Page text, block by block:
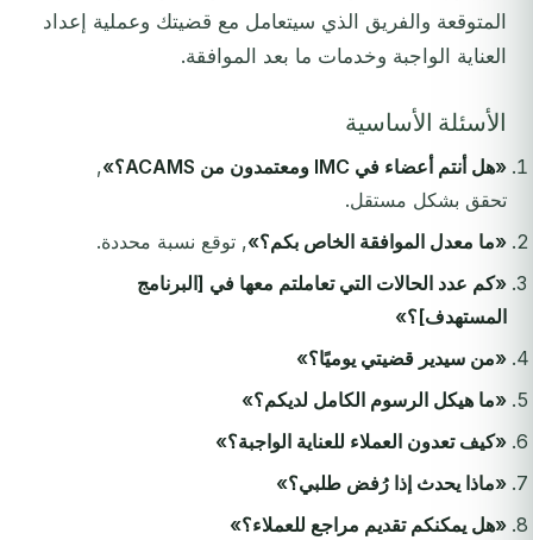
المتوقعة والفريق الذي سيتعامل مع قضيتك وعملية إعداد
العناية الواجبة وخدمات ما بعد الموافقة.
الأسئلة الأساسية
«هل أنتم أعضاء في IMC ومعتمدون من ACAMS؟»
,
تحقق بشكل مستقل.
«ما معدل الموافقة الخاص بكم؟», توقع نسبة محددة.
«كم عدد الحالات التي تعاملتم معها في [البرنامج
المستهدف]؟»
«من سيدير قضيتي يوميًا؟»
«ما هيكل الرسوم الكامل لديكم؟»
«كيف تعدون العملاء للعناية الواجبة؟»
«ماذا يحدث إذا رُفض طلبي؟»
«هل يمكنكم تقديم مراجع للعملاء؟»